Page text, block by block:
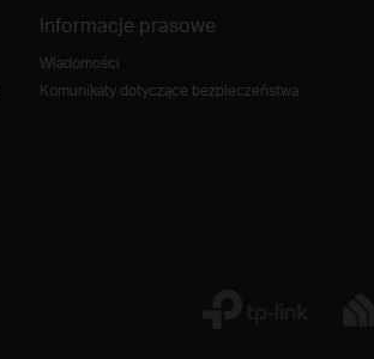
Informacje prasowe
Wiadomości
Komunikaty dotyczące bezpieczeństwa